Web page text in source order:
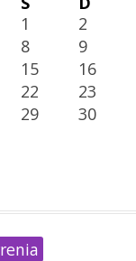
1
2
8
9
15
16
22
23
29
30